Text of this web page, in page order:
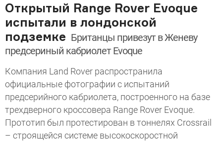
Открытый Range Rover Evoque
испытали в лондонской
подземке Британцы привезут в Женеву
предсериный кабриолет Evoque
Компания Land Rover распространила
официальные фотографии с испытаний
предсерийного кабриолета, построенного на базе
трехдверного кроссовера Range Rover Evoque.
Прототип был протестирован в тоннелях Crossrail
– строящейся системе высокоскоростной